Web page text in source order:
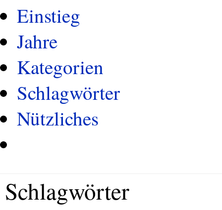
Einstieg
Jahre
Kategorien
Schlagwörter
Nützliches
Schlagwörter